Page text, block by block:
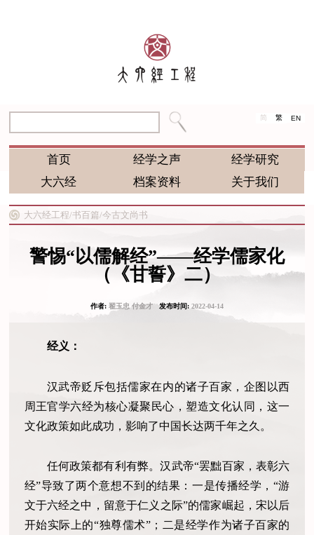
简 繁 EN
首页 经学之声
经学研究
大六经
档案资料 关于我们
大六经工程/书百篇/今古文尚书
警惕“以儒解经”——经学儒家化
（《甘誓》二）
作者: 翟玉忠 付金才发布时间: 2022-04-14
经义：
汉武帝贬斥包括儒家在内的诸子百家，企图以西
周王官学六经为核心凝聚民心，塑造文化认同，这一
文化政策如此成功，影响了中国长达两千年之久。
任何政策都有利有弊。汉武帝“罢黜百家，表彰六
经”导致了两个意想不到的结果：一是传播经学，“游
文于六经之中，留意于仁义之际”的儒家崛起，宋以后
开始实际上的“独尊儒术”；二是经学作为诸子百家的